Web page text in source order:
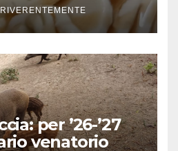
attivi, 173
per ’26-’27
venatorio